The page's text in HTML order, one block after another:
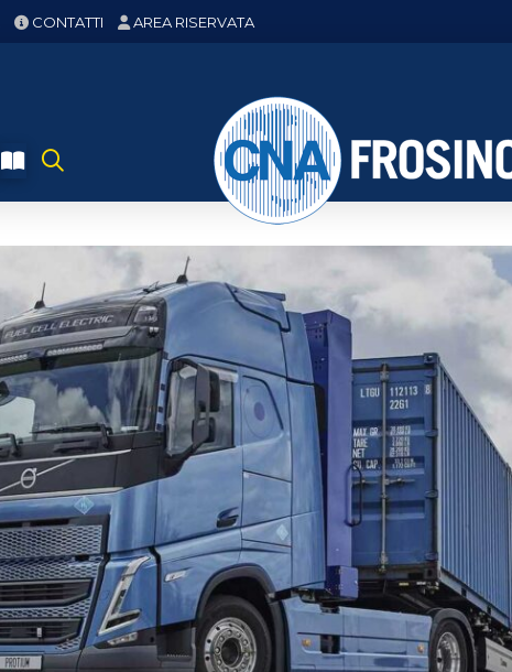
CONTATTI AREA RISERVATA